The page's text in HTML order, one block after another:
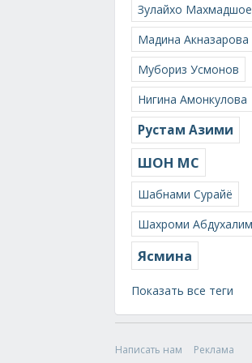
Зулайхо
Мадина Акназарова
Мубориз Усмонов
Нигина Амонкулова
Рустам Азими
ШОН МС
Шабнами Сурайё
Шахроми Абдухалим
Ясмина
Показать все теги
Написать нам
Реклама